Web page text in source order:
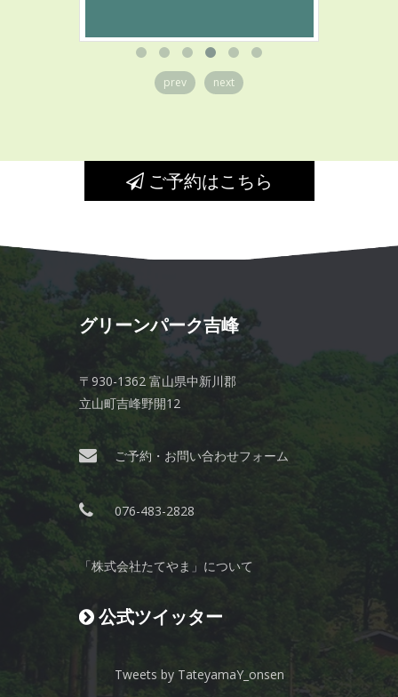
prev next
ご予約はこちら
グリーンパーク吉峰
〒930-1362 富山県中新川郡
立山町吉峰野開12
ご予約・お問い合わせフォーム
076-483-2828
「株式会社たてやま」について
公式ツイッター
Tweets by TateyamaY_onsen